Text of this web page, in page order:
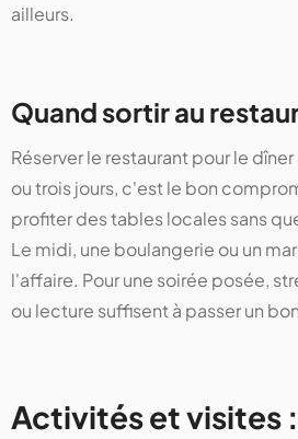
ailleurs.
Quand sortir au
Réserver le restaurant pour le
ou trois jours, c'est le bon
profiter des tables locales sans
Le midi, une boulangerie ou un
l'affaire. Pour une soirée posée,
ou lecture suffisent à passer un
Activités et visites